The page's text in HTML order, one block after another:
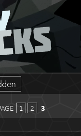
1 2 3